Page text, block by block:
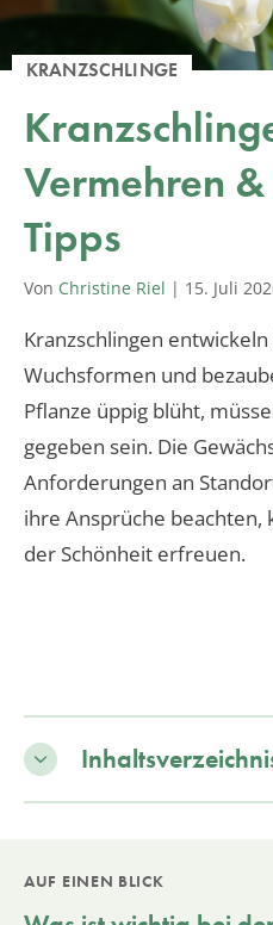
KRANZSCHLINGE
Vermehren
Tipps
Von Christine Riel | 15. Juli
Kranzschlingen
Wuchsformen und
Pflanze üppig blüht,
gegeben sein. Die
Anforderungen an
ihre Ansprüche beachten,
der Schönheit erfreuen.
AUF EINEN BLICK